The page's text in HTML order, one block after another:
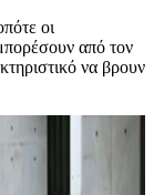
οι
από τον
να βρουν